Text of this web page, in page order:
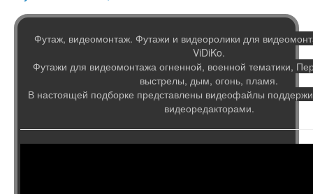
Футаж, видеомонтаж. Футажи и видеоролики для
ViDiKo.
Футажи для видеомонтажа огненной, военной тематики,
выстрелы, дым, огонь, пламя.
В настоящей подборке представлены видеофайлы
видеоредакторами.